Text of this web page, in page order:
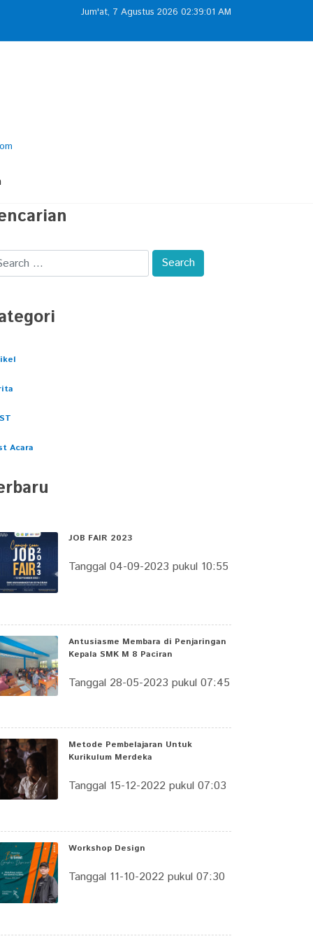
Jum'at, 7 Agustus 2026 02:39:02 AM
Acara
JOB FAIR 2023
Tanggal 04-09-2023 pukul 10:55
Antusiasme Membara di Penjaringan
Kepala SMK M 8 Paciran
Tanggal 28-05-2023 pukul 07:45
Metode Pembelajaran Untuk
Kurikulum Merdeka
Tanggal 15-12-2022 pukul 07:03
Workshop Design
Tanggal 11-10-2022 pukul 07:30